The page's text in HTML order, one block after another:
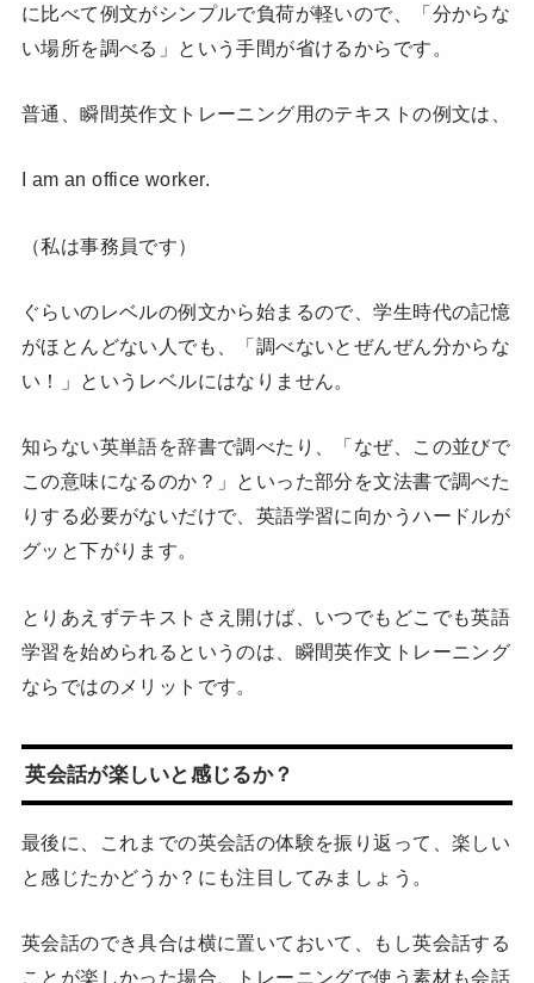
に比べて例文がシンプルで負荷が軽いので、「分からな
い場所を調べる」という手間が省けるからです。
普通、瞬間英作文トレーニング用のテキストの例文は、
I am an office worker.
（私は事務員です）
ぐらいのレベルの例文から始まるので、学生時代の記憶
がほとんどない人でも、「調べないとぜんぜん分からな
い！」というレベルにはなりません。
知らない英単語を辞書で調べたり、「なぜ、この並びで
この意味になるのか？」といった部分を文法書で調べた
りする必要がないだけで、英語学習に向かうハードルが
グッと下がります。
とりあえずテキストさえ開けば、いつでもどこでも英語
学習を始められるというのは、瞬間英作文トレーニング
ならではのメリットです。
英会話が楽しいと感じるか？
最後に、これまでの英会話の体験を振り返って、楽しい
と感じたかどうか？にも注目してみましょう。
英会話のでき具合は横に置いておいて、もし英会話する
ことが楽しかった場合、トレーニングで使う素材も会話